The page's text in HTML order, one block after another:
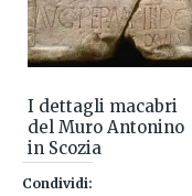
I dettagli macabri
del Muro Antonino
in Scozia
Condividi: